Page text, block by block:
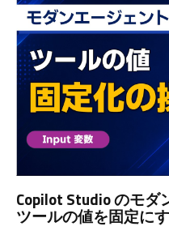
Copilot Studio のモダ
ツールの値を固定に